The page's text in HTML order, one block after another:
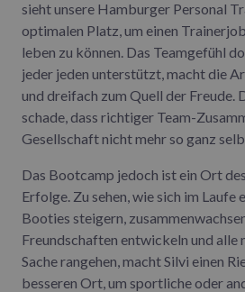
sieht unsere Hamburger Personal
optimalen Platz, um einen
leben zu können. Das Teamgefühl
jeder jeden unterstützt, macht die
und dreifach zum Quell der Freude.
schade, dass richtiger Team-
Gesellschaft nicht mehr so ganz
Das Bootcamp jedoch ist ein Ort
Erfolge. Zu sehen, wie sich im Laufe
Booties steigern,
Freundschaften entwickeln und alle
Sache rangehen, macht Silvi einen
besseren Ort, um sportliche oder